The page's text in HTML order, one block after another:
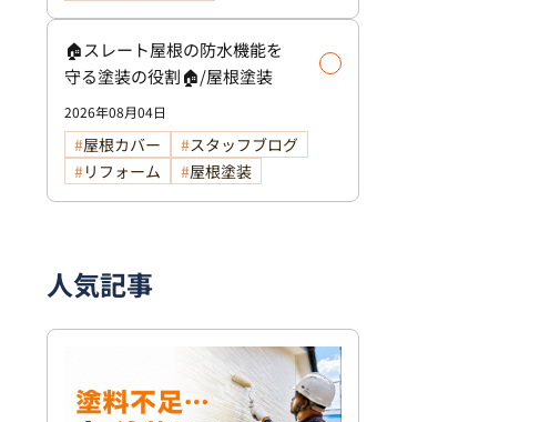
🏠スレート屋根の防水機能を
守る塗装の役割🏠/屋根塗装
2026年08月04日
屋根カバー
スタッフブログ
リフォーム
屋根塗装
人気記事